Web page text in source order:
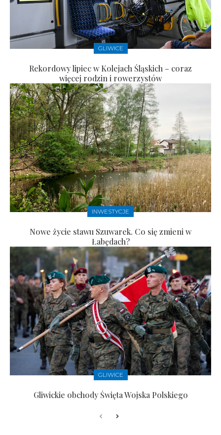
GLIWICE
Rekordowy lipiec w Kolejach Śląskich – coraz
więcej rodzin i rowerzystów
INWESTYCJE
Nowe życie stawu Szuwarek. Co się zmieni w
Łabędach?
GLIWICE
Gliwickie obchody Święta Wojska Polskiego